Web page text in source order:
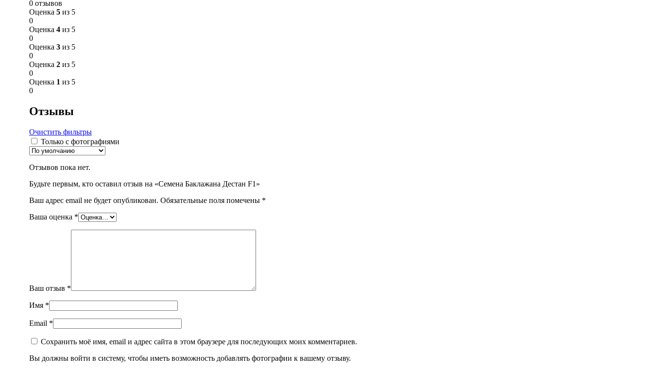
0 отзывов
Оценка 5 из 5
0
Оценка 4 из 5
0
Оценка 3 из 5
0
Оценка 2 из 5
0
Оценка 1 из 5
0
Отзывы
Очистить фильтры
Только с фотографиями
Отзывов пока нет.
Будьте первым, кто оставил отзыв на «Семена Баклажана Дестан F1»
Ваш адрес email не будет опубликован. Обязательные поля помечены *
Ваша оценка *
Ваш отзыв *
Имя *
Email *
Сохранить моё имя, email и адрес сайта в этом браузере для последующих моих комментариев.
Вы должны войти в систему, чтобы иметь возможность добавлять фотографии к вашему отзыву.